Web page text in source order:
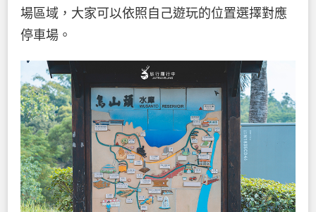
場區域，大家可以依照自己遊玩的位置選擇對應
停車場。